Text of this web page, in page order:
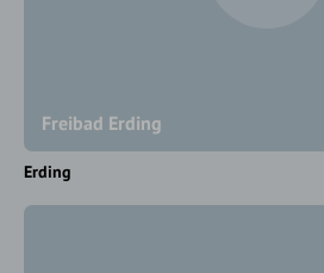
Freibad Erding
Erding